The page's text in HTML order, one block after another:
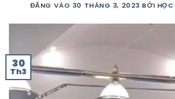
ĐĂNG VÀO 30 THÁNG 3, 2023 BỞI
30
Th3